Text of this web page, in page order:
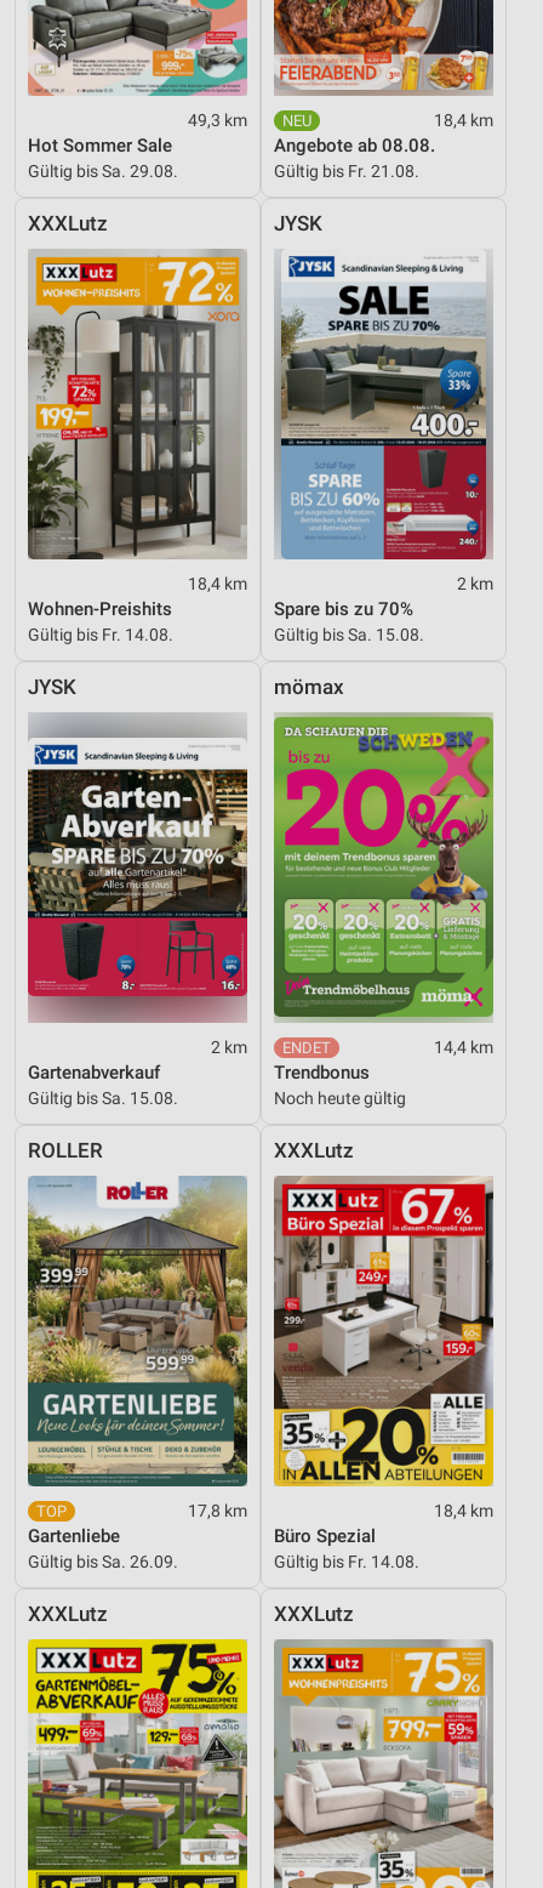
49,3 km
Hot Sommer Sale
Gültig bis Sa. 29.08.
18,4 km
Angebote ab 08.08.
Gültig bis Fr. 21.08.
XXXLutz
18,4 km
Wohnen-Preishits
Gültig bis Fr. 14.08.
JYSK
2 km
Spare bis zu 70%
Gültig bis Sa. 15.08.
JYSK
2 km
Gartenabverkauf
Gültig bis Sa. 15.08.
mömax
14,4 km
Trendbonus
Noch heute gültig
ROLLER
17,8 km
Gartenliebe
Gültig bis Sa. 26.09.
XXXLutz
18,4 km
Büro Spezial
Gültig bis Fr. 14.08.
XXXLutz XXXLutz